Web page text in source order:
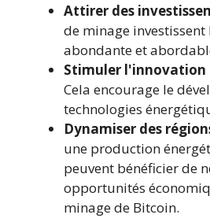
Attirer des
de minage
abondante et
Stimuler l'innovation
Cela encourage le
technologies
Dynamiser des
une production
peuvent bénéficier de
opportunités
minage de Bitcoin.